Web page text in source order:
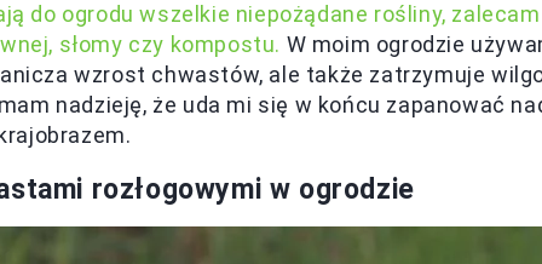
do ogrodu wszelkie niepożądane rośliny, zalecam
słomy czy kompostu. W moim ogrodzie
wzrost chwastów, ale także zatrzymuje
nadzieję, że uda mi się w końcu zapanować
rozłogowymi w ogrodzie